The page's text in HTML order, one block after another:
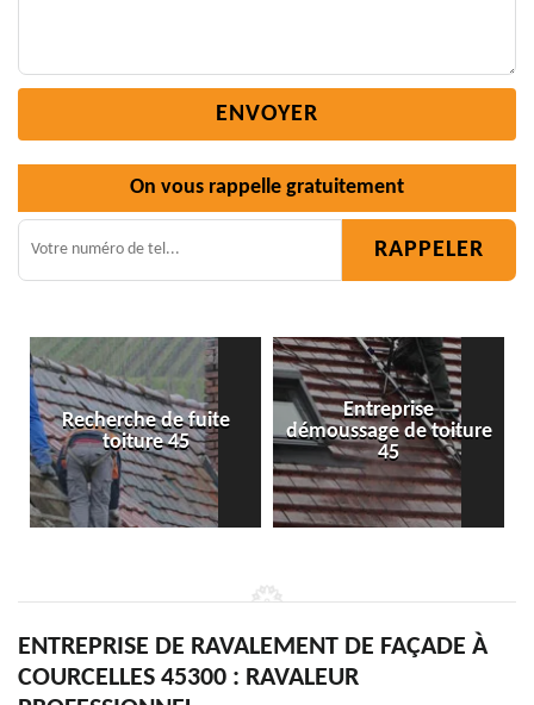
On vous rappelle gratuitement
de fuite
45
Entreprise
démoussage de toiture
Isolation
ENTREPRISE DE RAVALEMENT DE FAÇADE À
COURCELLES 45300 : RAVALEUR